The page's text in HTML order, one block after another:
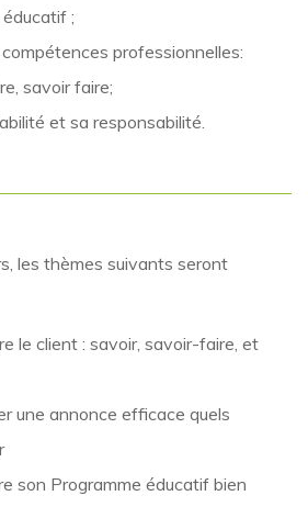
;
professionnelles:
savoir faire;
et sa responsabilité.
le client : savoir, savoir-faire, et
une annonce efficace quels
son Programme éducatif bien